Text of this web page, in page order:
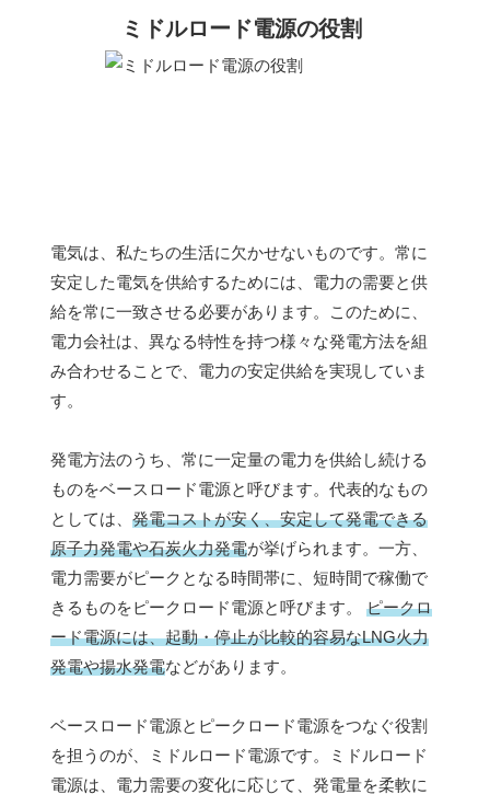
ミドルロード電源の役割
電気は、私たちの生活に欠かせないものです。常に
安定した電気を供給するためには、電力の需要と供
給を常に一致させる必要があります。このために、
電力会社は、異なる特性を持つ様々な発電方法を組
み合わせることで、電力の安定供給を実現していま
す。
発電方法のうち、常に一定量の電力を供給し続ける
ものをベースロード電源と呼びます。代表的なもの
としては、 発電コストが安く、安定して発電できる
原子力発電や石炭火力発電が挙げられます。一方、
電力需要がピークとなる時間帯に、短時間で稼働で
きるものをピークロード電源と呼びます。 ピークロ
ード電源には、起動・停止が比較的容易なLNG火力
発電や揚水発電などがあります。
ベースロード電源とピークロード電源をつなぐ役割
を担うのが、ミドルロード電源です。ミドルロード
電源は、電力需要の変化に応じて、発電量を柔軟に